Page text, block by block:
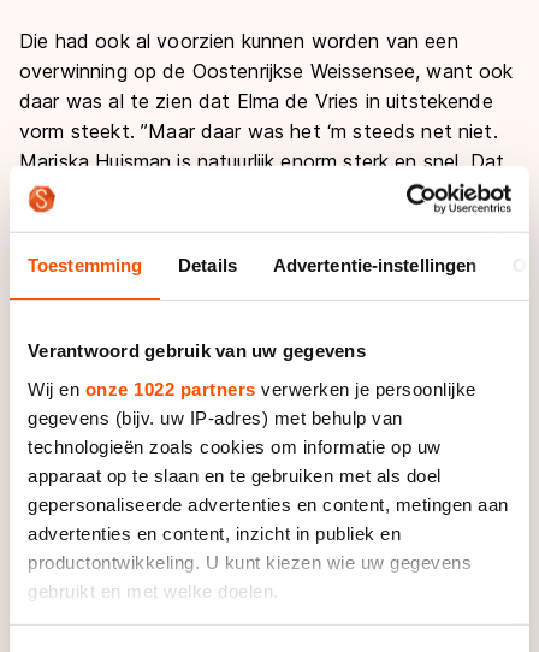
Toestemming Details Advertentie-instellingen
Verantwoord gebruik van uw gegevens
Wij en onze 1022 partners verwerken je persoonlijke
gegevens (bijv. uw IP-adres) met behulp van
technologieën zoals cookies om informatie op uw
apparaat op te slaan en te gebruiken met als doel
gepersonaliseerde advertenties en content, metingen aan
advertenties en content, inzicht in publiek en
productontwikkeling. U kunt kiezen wie uw gegevens
gebruikt en met welke doelen.
Die had ook al voorzien kunnen worden van een
overwinning op de Oostenrijkse Weissensee, want ook
daar was al te zien dat Elma de Vries in uitstekende
vorm steekt. ’’Maar daar was het ‘m steeds net niet.
Mariska Huisman is natuurlijk enorm sterk en snel. Dat
zag je vandaag ook. Ze speelde bijna met het peloton.
Als dan de eindsprint in zicht komt, wil iedereen achter
zat al niet lekker meer, een sprint zou ik sowieso niet
tachtig kilometer ging Elma de Vries er vandoor. Vanaf
dat moment was het echter nog wel een aardig
stukkie, realiseerde de rijdster van MK Basics zich.
’’Maar ik moet zeggen, het vloog voorbij. Ik durfde al
die tijd niet om te kijken, had geen idee waar het
peloton zat. Ik zag alleen die streep. Pas
tweehonderd meter voor de finish durfde ik om te